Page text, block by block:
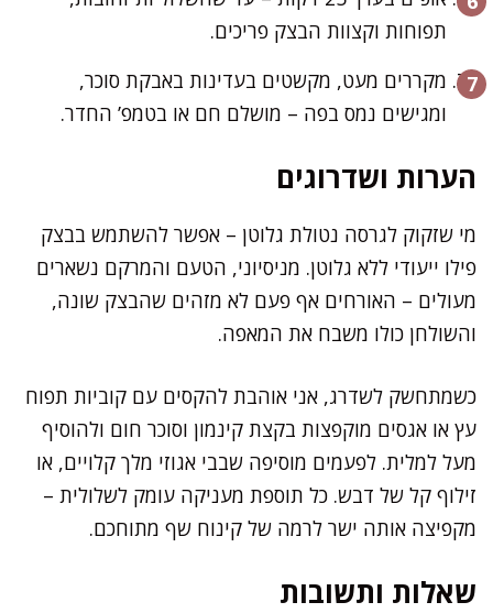
תפוחות וקצוות הבצק פריכים.
מקררים מעט, מקשטים בעדינות באבקת סוכר,
ומגישים נמס בפה – מושלם חם או בטמפ’ החדר.
הערות ושדרוגים
מי שזקוק לגרסה נטולת גלוטן – אפשר להשתמש בבצק
פילו ייעודי ללא גלוטן. מניסיוני, הטעם והמרקם נשארים
מעולים – האורחים אף פעם לא מזהים שהבצק שונה,
והשולחן כולו משבח את המאפה.
כשמתחשק לשדרג, אני אוהבת להקסים עם קוביות תפוח
עץ או אגסים מוקפצות בקצת קינמון וסוכר חום ולהוסיף
מעל למלית. לפעמים מוסיפה שבבי אגוזי מלך קלויים, או
זילוף קל של דבש. כל תוספת מעניקה עומק לשלולית –
מקפיצה אותה ישר לרמה של קינוח שף מתוחכם.
שאלות ותשובות